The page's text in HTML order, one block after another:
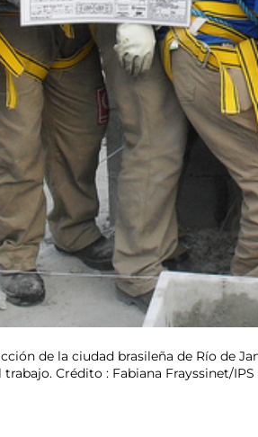
de la ciudad brasileña de Río de
Crédito : Fabiana Frayssinet/IPS